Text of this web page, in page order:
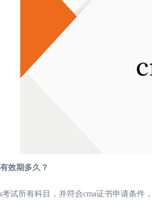
期多久？
所有科目，并符合cma证书申请条件